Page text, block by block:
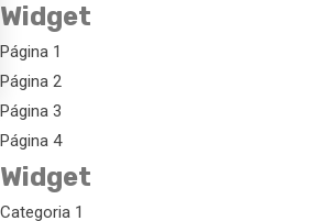
Widget
Página 1
Página 2
Página 3
Página 4
Widget
Categoria 1